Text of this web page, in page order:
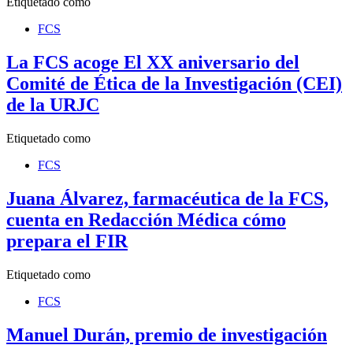
FCS
La FCS acoge El XX aniversario del
Comité de Ética de la Investigación (CEI)
de la URJC
Etiquetado como
FCS
Juana Álvarez, farmacéutica de la FCS,
cuenta en Redacción Médica cómo
prepara el FIR
Etiquetado como
FCS
Manuel Durán, premio de investigación